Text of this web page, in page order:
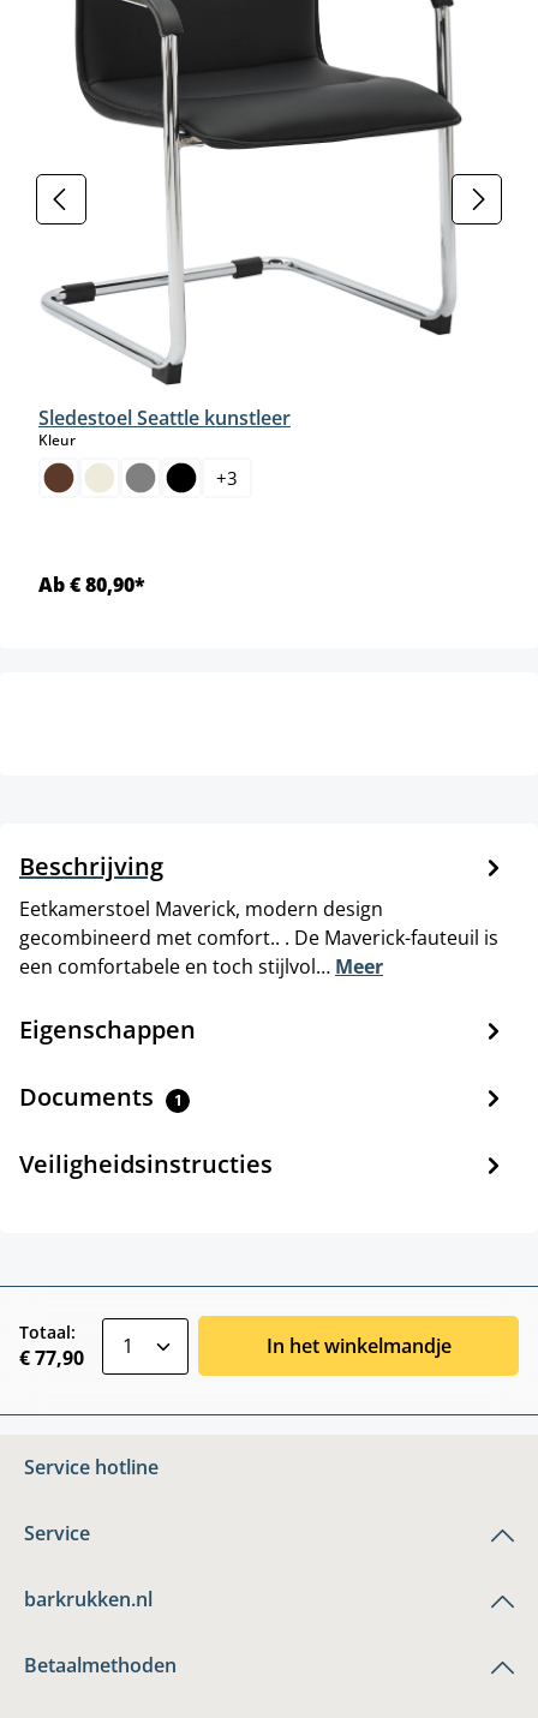
Sledestoel Seattle kunstleer
Kleurselect
+3
Ab € 80,90*
Beschrijving
Eetkamerstoel Maverick, modern design
gecombineerd met comfort.. . De Maverick-fauteuil is
een comfortabele en toch stijlvol… Meer
Eigenschappen
Documents 1
Veiligheidsinstructies
Totaal:
€ 77,90 In het winkelmandje
Service hotline
Service
barkrukken.nl
Betaalmethoden